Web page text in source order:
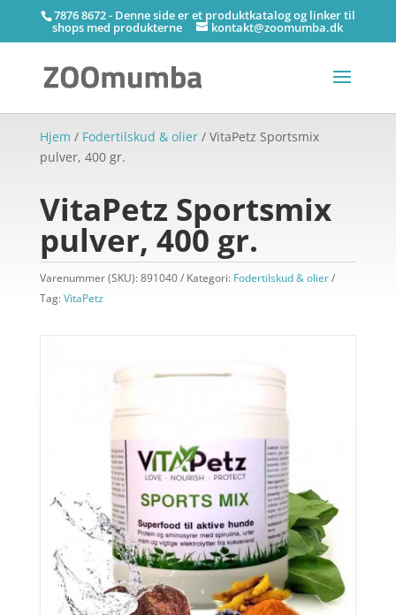
7876 8672 - Denne side er et produktkatalog og linker til
shops med produkterne kontakt@zoomumba.dk
Hjem / Fodertilskud & olier/ VitaPetz Sportsmix
pulver, 400 gr.
VitaPetz Sportsmix
pulver, 400 gr.
Varenummer (SKU):891040 Kategori: Fodertilskud & olier
Tag:VitaPetz